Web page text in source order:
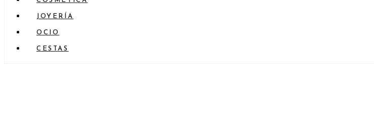
JOYERÍA
OCIO
CESTAS